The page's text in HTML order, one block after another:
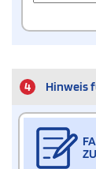
4 Hinweis